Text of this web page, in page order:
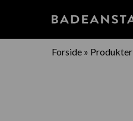
Forside » Produkter